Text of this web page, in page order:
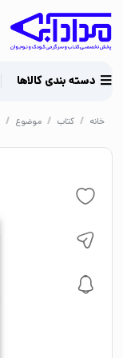
دسته بندی کالاها
خانه / کتاب / موضوع /